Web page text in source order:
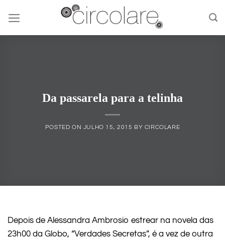
content
Da passarela para a telinha
POSTED ON JULHO 15, 2015 BY CIRCOLARE
Depois de Alessandra Ambrosio estrear na novela das
23h00 da Globo, “Verdades Secretas”, é a vez de outra